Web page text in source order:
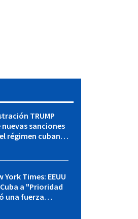
TRUMP
sanciones
régimen cubano:
York Times: EEUU
a "Prioridad